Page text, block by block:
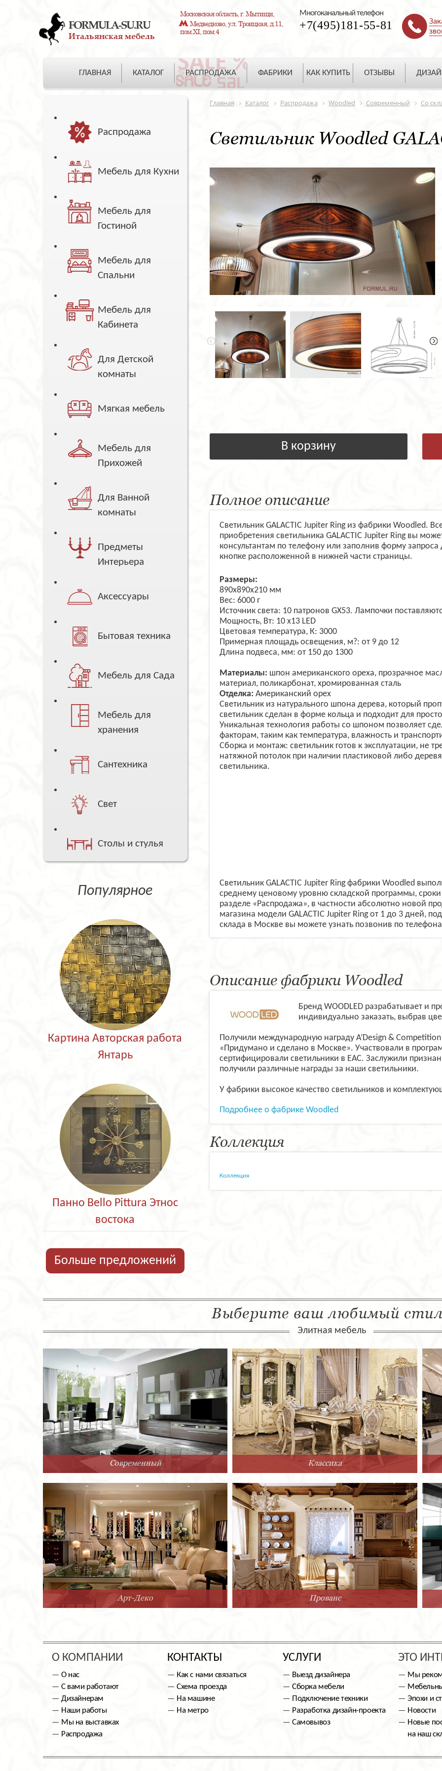
FORMULA-SU.RU
Итальянская мебель
Московская область, г. Мытищи,
Медведково, ул. Троицкая, д.11,
пом.XI, пом.4
Многоканальный телефон
+7(495)181-55-81
ГЛАВНАЯ КАТАЛОГ РАСПРОДАЖА ФАБРИКИ КАК КУПИТЬ ОТЗЫВЫ
Распродажа
Мебель для Кухни
Мебель для
Гостиной
Мебель для
Спальни
Мебель для
Кабинета
Для Детской
комнаты
Мягкая мебель
Мебель для
Прихожей
Для Ванной
комнаты
Предметы
Интерьера
Аксессуары
Бытовая техника
Мебель для Сада
Мебель для
хранения
Сантехника
Свет
Столы и стулья
Популярное
Картина Авторская работа
Янтарь
Панно Bello Pittura Этнос
востока
Больше предложений
Главная Каталог Распродажа Woodled Современный Со
Светильник Woodled
В корзину
Полное описание
Светильник GALACTIC Jupiter Ring из фабрики Woodled.
приобретения светильника GALACTIC Jupiter Ring вы
консультантам по телефону или заполнив форму
кнопке расположенной в нижней части страницы.
Размеры:
890x890x210 мм
Вес: 6000 г
Источник света: 10 патронов GX53. Лампочки
Мощность, Вт: 10 х13 LED
Цветовая температура, К: 3000
Примерная площадь освещения, м?: от 9 до 12
Длина подвеса, мм: от 150 до 1300
Материалы: шпон американского ореха, прозрачное
материал, поликарбонат, хромированная сталь
Отделка: Американский орех
Светильник из натурального шпона дерева, который
светильник сделан в форме кольца и подходит для
Уникальная технология работы со шпоном позволяет
факторам, таким как температура, влажность и
Сборка и монтаж: светильник готов к эксплуатации, не
натяжной потолок при наличии пластиковой либо
светильника.
Светильник GALACTIC Jupiter Ring фабрики Woodled
среднему ценовому уровню складской программы, сроки
разделе «Распродажа», в частности абсолютно новой
магазина модели GALACTIC Jupiter Ring от 1 до 3 дней,
склада в Москве вы можете узнать позвонив по
Описание фабрики Woodled
Бренд WOODLED разрабатывает и
индивидуально заказать, выбрав
Получили международную награду A’Design &
«Придумано и сделано в Москве». Участвовали в
сертифицировали светильники в ЕАС. Заслужили
получили различные награды за наши светильники.
У фабрики высокое качество светильников и
Подробнее о фабрике Woodled
Коллекция
Коллекция
Выберите ваш любимый
Элитная мебель
Современный Классика
Арт-Деко Прованс
О КОМПАНИИ
О нас
С вами работают
Дизайнерам
Наши работы
Мы на выставках
Распродажа
КОНТАКТЫ
Как с нами связаться
Схема проезда
На машине
На метро
УСЛУГИ
Выезд дизайнера
Сборка мебели
Подключение техники
Разработка дизайн-проекта
Самовывоз
ЭТО
Мы
Эпохи и
Новости
Новые
на наш